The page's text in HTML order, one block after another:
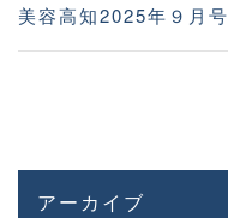
美容高知2025年９月号
アーカイブ